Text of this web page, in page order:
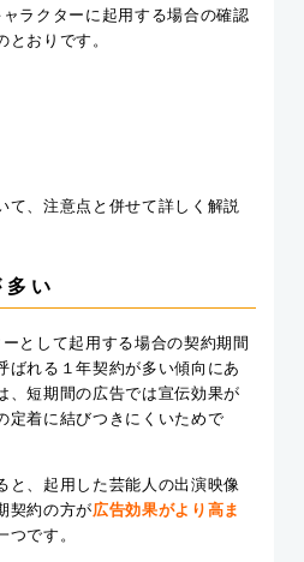
ラクターに起用する場合の確認
おりです。
て、注意点と併せて詳しく解説
い
として起用する場合の契約期間
ばれる１年契約が多い傾向にあ
、短期間の広告では宣伝効果が
定着に結びつきにくいためで
と、起用した芸能人の出演映像
契約の方が広告効果がより高ま
つです。